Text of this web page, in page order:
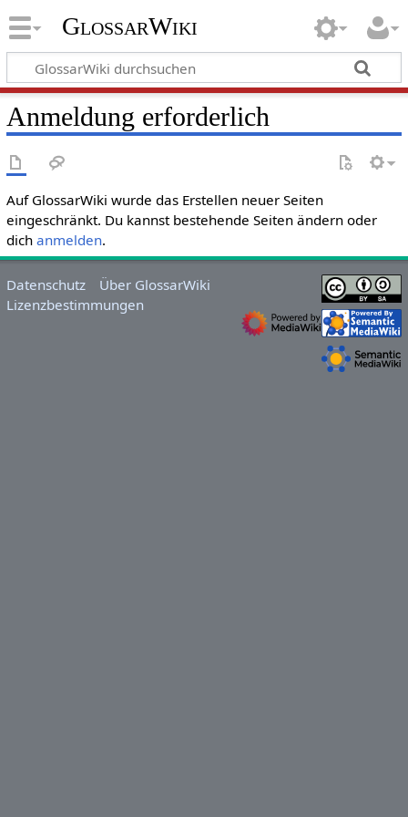
GlossarWiki
Anmeldung erforderlich
Auf GlossarWiki wurde das Erstellen neuer Seiten
eingeschränkt. Du kannst bestehende Seiten ändern oder
dich anmelden.
Datenschutz
Über GlossarWiki
Lizenzbestimmungen